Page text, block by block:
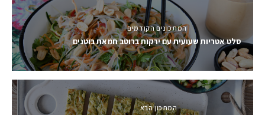
המתכונים הקודמים
סלט אטריות שעועית עם ירקות ברוטב חמאת בוטנים
המתכון הבא